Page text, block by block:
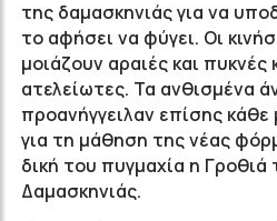
της δαμασκηνιάς για να
το αφήσει να φύγει. Οι
μοιάζουν αραιές και πυκνές
ατελείωτες. Τα ανθισμένα
προανήγγειλαν επίσης
για τη μάθηση της νέας
δική του πυγμαχία η
Δαμασκηνιάς.